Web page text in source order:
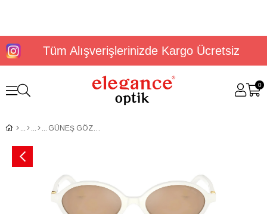
Tüm Alışverişlerinizde Kargo Ücretsiz
0
GÜNEŞ GÖZLÜĞÜ MİU MİU MU 04ZS 14240D50